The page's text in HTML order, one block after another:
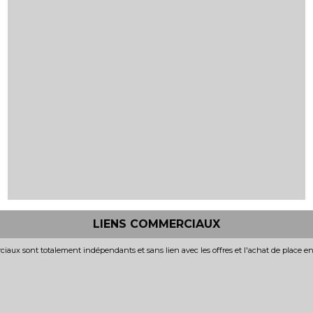
LIENS COMMERCIAUX
sont totalement indépendants et sans lien avec les offres et l'achat de place